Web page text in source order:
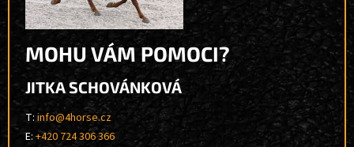
MOHU VÁM POMOCI?
JITKA SCHOVÁNKOVÁ
T: info@4horse.cz
E: +420 724 306 366